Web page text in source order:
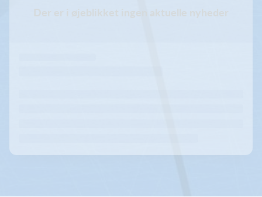
Der er i øjeblikket ingen aktuelle nyheder